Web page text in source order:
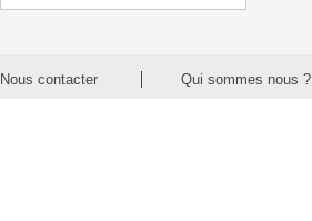
Nous contacter Qui sommes nous ?